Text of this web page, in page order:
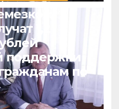
1,2
поддержки
по